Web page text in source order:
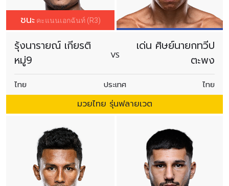
ชนะ คะแนนเอกฉันท์ (R3)
รุ้งนารายณ์ เกียรติ
หมู่9
VS
เด่น ศิษย์นายกทวีป
ตะพง
ไทย ประเทศ ไทย
มวยไทย รุ่นฟลายเวต